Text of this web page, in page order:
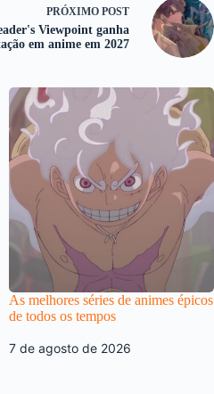
PRÓXIMO POST
Viewpoint ganha
em anime em 2027
As melhores séries de animes épicos
de todos os tempos
7 de agosto de 2026